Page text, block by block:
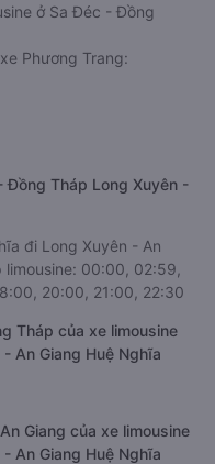
ở Sa Đéc - Đồng
Phương Trang:
Đồng Tháp Long Xuyên -
đi Long Xuyên - An
00:00, 02:59,
20:00, 21:00, 22:30
Tháp của xe limousine
An Giang Huệ Nghĩa
Giang của xe limousine
An Giang Huệ Nghĩa